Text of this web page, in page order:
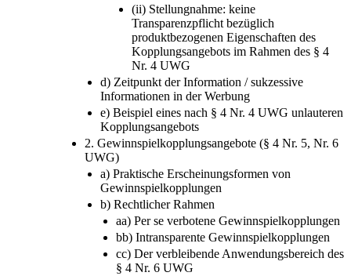
(ii) Stellungnahme: keine
Transparenzpflicht bezüglich
produktbezogenen Eigenschaften des
Kopplungsangebots im Rahmen des § 4
Nr. 4 UWG
d) Zeitpunkt der Information / sukzessive
Informationen in der Werbung
e) Beispiel eines nach § 4 Nr. 4 UWG unlauteren
Kopplungsangebots
2. Gewinnspielkopplungsangebote (§ 4 Nr. 5, Nr. 6
UWG)
a) Praktische Erscheinungsformen von
Gewinnspielkopplungen
b) Rechtlicher Rahmen
aa) Per se verbotene Gewinnspielkopplungen
bb) Intransparente Gewinnspielkopplungen
cc) Der verbleibende Anwendungsbereich des
§ 4 Nr. 6 UWG